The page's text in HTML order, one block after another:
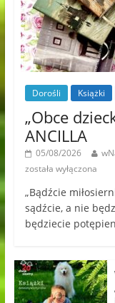
Dorośli Książki
„Obce
ANCILLA
05/08/2026
została wyłączona
„Bądźcie
sądźcie, a nie
będziecie